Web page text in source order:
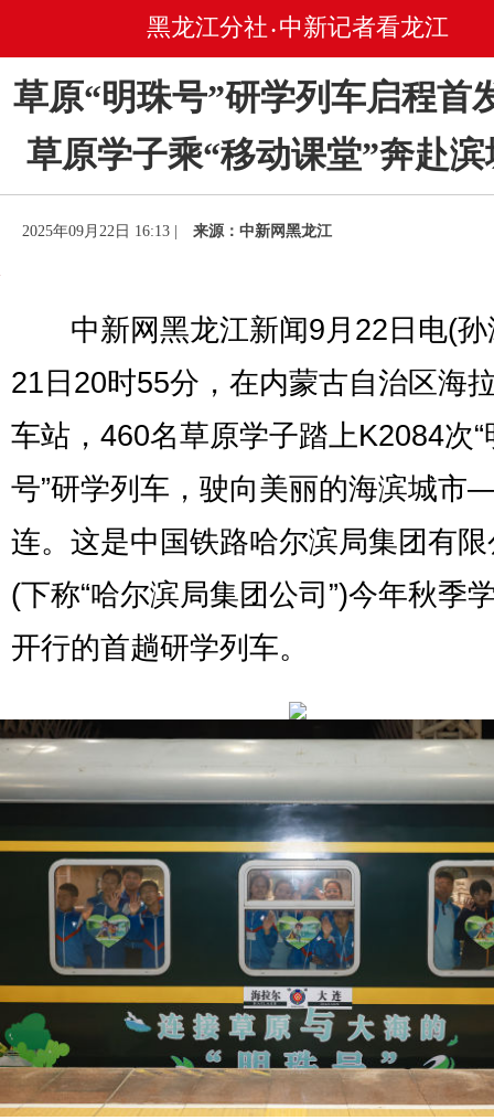
黑龙江分社 • 中新记者看龙江
草原“明珠号”研学列车启程首
草原学子乘“移动课堂”奔赴
2025年09月22日 16:13 | 来源：中新网黑龙江
中新网黑龙江新闻9月22日电(孙
21日20时55分，在内蒙古自治区海
车站，460名草原学子踏上K2084次“
号”研学列车，驶向美丽的海滨城市
连。这是中国铁路哈尔滨局集团有
(下称“哈尔滨局集团公司”)今年秋季
开行的首趟研学列车。